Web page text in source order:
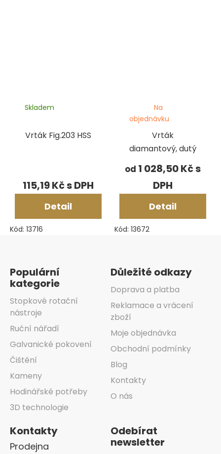
Vrták Fig.203 HSS
Skladem
115,19 Kč
Detail
Kód: 13716
Vrták
diamantový, dutý
Na
objednávku
od 1 028,50 Kč
Detail
Kód: 13672
Populární
kategorie
Stopkové rotační
nástroje
Ruční nářadí
Galvanické pokovení
Čištění
Kameny
Hodinářské potřeby
3D technologie
Důležité odkazy
Doprava a platba
Reklamace a vrácení
zboží
Moje objednávka
Obchodní podmínky
Blog
Kontakty
O nás
Kontakty
Prodejna
Odebírat
newsletter